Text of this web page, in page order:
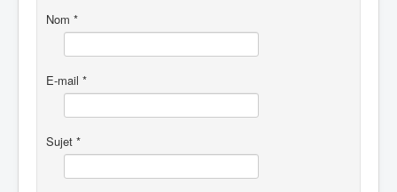
Nom *
E-mail *
Sujet *